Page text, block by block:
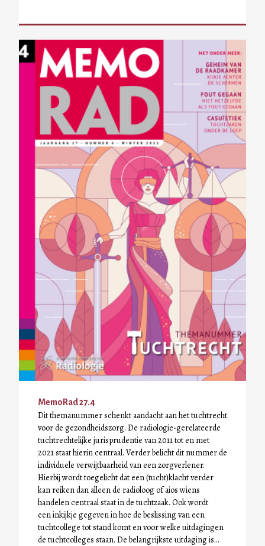
MemoRad 27.4
Dit themanummer schenkt aandacht aan het tuchtrecht
voor de gezondheidszorg. De radiologie-gerelateerde
tuchtrechtelijke jurisprudentie van 2011 tot en met
2021 staat hierin centraal. Verder belicht dit nummer de
individuele verwijtbaarheid van een zorgverlener.
Hierbij wordt toegelicht dat een (tucht)klacht verder
kan reiken dan alleen de radioloog of aios wiens
handelen centraal staat in de tuchtzaak. Ook wordt
een inkijkje gegeven in hoe de beslissing van een
tuchtcollege tot stand komt en voor welke uitdagingen
de tuchtcolleges staan. De belangrijkste uitdaging is…